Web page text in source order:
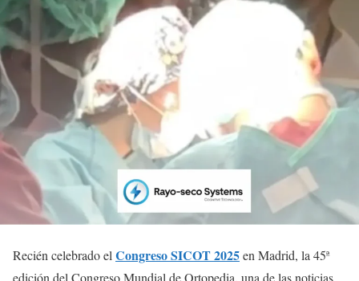
Recién celebrado el Congreso SICOT 2025en Madrid, la 45ª
edición del Congreso Mundial de Ortopedia, una de las noticias